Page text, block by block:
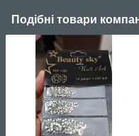
Подібні товари